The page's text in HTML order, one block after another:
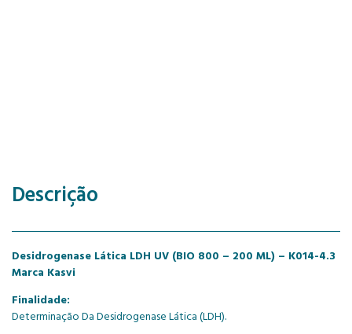
Descrição
Desidrogenase Lática LDH UV (BIO 800 – 200 ML) – K014-4.3
Marca Kasvi
Finalidade:
Determinação Da Desidrogenase Lática (LDH).